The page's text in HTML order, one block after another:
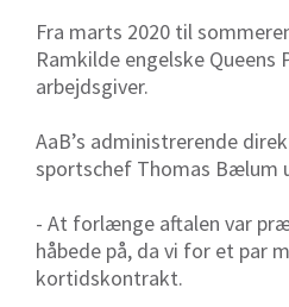
Fra marts 2020 til
Ramkilde engelske Queens
arbejdsgiver.
AaB’s administrerende
sportschef Thomas Bælum
- At forlænge aftalen var
håbede på, da vi for et par
kortidskontrakt.